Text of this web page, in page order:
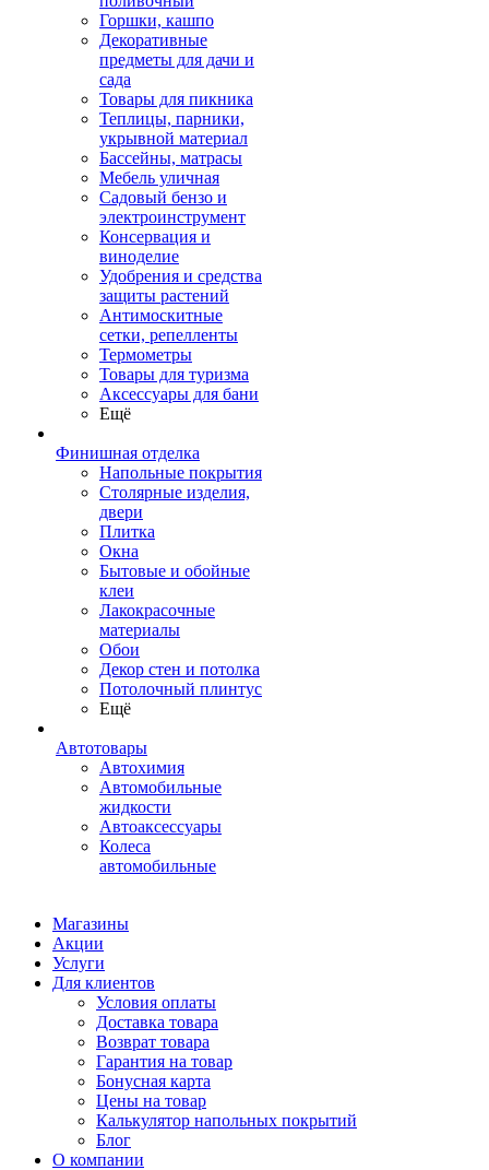
Горшки, кашпо
Декоративные
предметы для дачи и
сада
Товары для пикника
Теплицы, парники,
укрывной материал
Бассейны, матрасы
Мебель уличная
Садовый бензо и
электроинструмент
Консервация и
виноделие
Удобрения и средства
защиты растений
Антимоскитные
сетки, репелленты
Термометры
Товары для туризма
Аксессуары для бани
Ещё
Финишная отделка
Напольные покрытия
Столярные изделия,
двери
Плитка
Окна
Бытовые и обойные
клеи
Лакокрасочные
материалы
Обои
Декор стен и потолка
Потолочный плинтус
Ещё
Автотовары
Автохимия
Автомобильные
жидкости
Автоаксессуары
Колеса
автомобильные
Магазины
Акции
Услуги
Для клиентов
Условия оплаты
Доставка товара
Возврат товара
Гарантия на товар
Бонусная карта
Цены на товар
Калькулятор напольных покрытий
Блог
О компании